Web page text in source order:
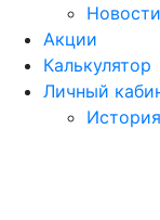
Новости
Акции
Калькулятор
Личный